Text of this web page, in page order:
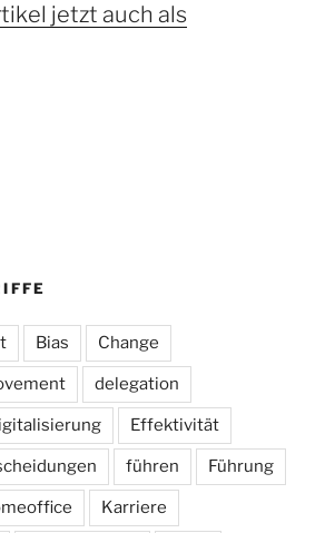
jetzt auch als
Bias Change
delegation
Effektivität
führen Führung
Karriere